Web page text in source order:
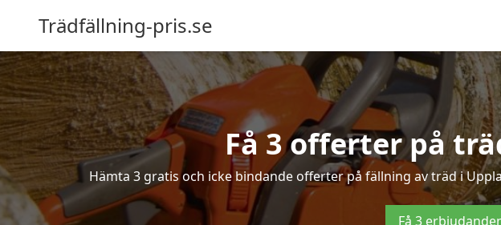
Trädfällning-pris.se
Få 3 offerter på
Hämta 3 gratis och icke bindande offerter på fällning av träd i
Få 3